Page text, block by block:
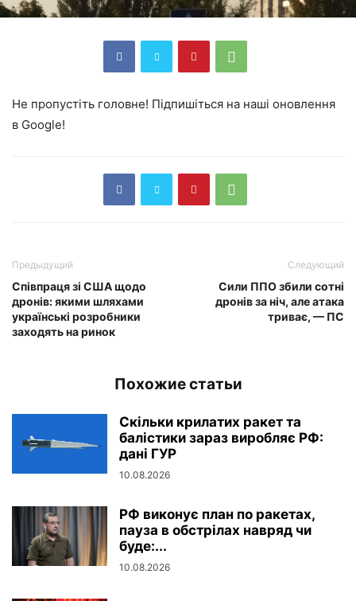
Не пропустіть головне! Підпишіться на наші оновлення
в Google!
Предыдущий
Співпраця зі США щодо
дронів: якими шляхами
українські розробники
заходять на ринок
Следующий
Сили ППО збили сотні
дронів за ніч, але атака
триває, — ПС
Похожие статьи
Скільки крилатих ракет та
балістики зараз виробляє РФ:
дані ГУР
10.08.2026
РФ виконує план по ракетах,
пауза в обстрілах навряд чи
буде:...
10.08.2026